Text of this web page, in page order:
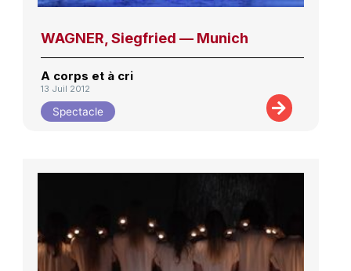
WAGNER, Siegfried — Munich
A corps et à cri
13 Juil 2012
Spectacle